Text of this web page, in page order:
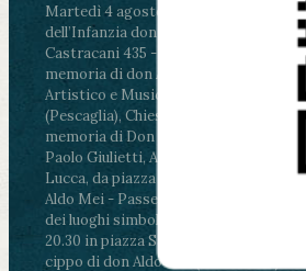
Martedì 4 agosto2026
ore 11:30 -
dell’Infanzia don Aldo Mei - Viale
Castracani 435 - Inaugurazione
memoria di don Aldo Mei curato dal
Artistico e Musicale “Passaglia”
ore
(Pescaglia), Chiesa parrocchiale -
memoria di Don Aldo Mei celebrata da
Paolo Giulietti, Arcivescovo di Lucca
Lucca, da piazza San Michele al Cippo
Aldo Mei - Passeggiata della Memoria
dei luoghi simbolo della città. Ritrovo
20.30 in piazza San Michele con
cippo di don Aldo Mei (Porta Elisa).